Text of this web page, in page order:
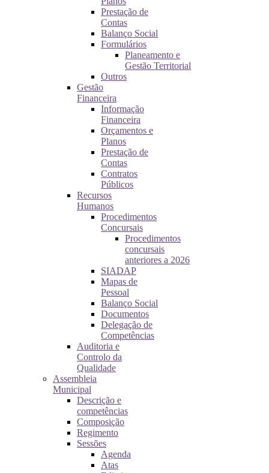
Prestação de
Contas
Balanço Social
Formulários
Planeamento e
Gestão Territorial
Outros
Gestão
Financeira
Informação
Financeira
Orçamentos e
Planos
Prestação de
Contas
Contratos
Públicos
Recursos
Humanos
Procedimentos
Concursais
Procedimentos
concursais
anteriores a 2026
SIADAP
Mapas de
Pessoal
Balanço Social
Documentos
Delegação de
Competências
Auditoria e
Controlo da
Qualidade
Assembleia
Municipal
Descrição e
competências
Composição
Regimento
Sessões
Agenda
Atas